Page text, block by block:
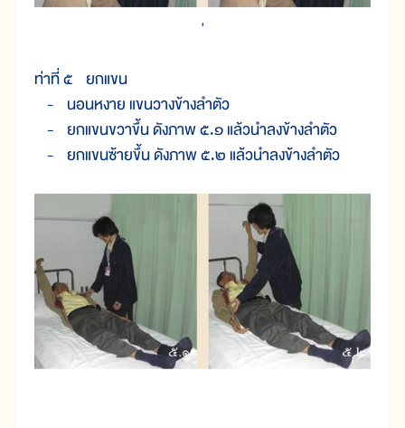
'
ท่าที่ ๕ ยกแขน
- นอนหงาย แขนวางข้างลำตัว
- ยกแขนขวาขึ้น ดังภาพ ๕.๑ แล้วนำลงข้างลำตัว
- ยกแขนซ้ายขึ้น ดังภาพ ๕.๒ แล้วนำลงข้างลำตัว